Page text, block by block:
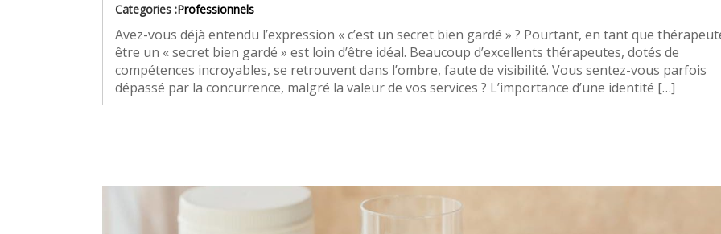
Categories :Professionnels
Avez-vous déjà entendu l’expression « c’est un secret bien gardé » ? Pourtant, en tant que
être un « secret bien gardé » est loin d’être idéal. Beaucoup d’excellents thérapeutes, dotés de
compétences incroyables, se retrouvent dans l’ombre, faute de visibilité. Vous sentez-vous parfois
dépassé par la concurrence, malgré la valeur de vos services ? L’importance d’une identité […]